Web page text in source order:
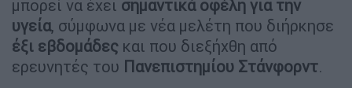
μπορεί να έχει σημαντικά οφέλη για την
υγεία, σύμφωνα με νέα μελέτη που διήρκησε
έξι εβδομάδες και που διεξήχθη από
ερευνητές του Πανεπιστημίου Στάνφορντ.